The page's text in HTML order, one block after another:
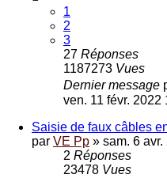
1
2
3
27 Réponses
1187273 Vues
Dernier message
ven. 11 févr. 2022
Saisie de faux câbles
par VE Pp » sam. 6
2 Réponses
23478 Vues